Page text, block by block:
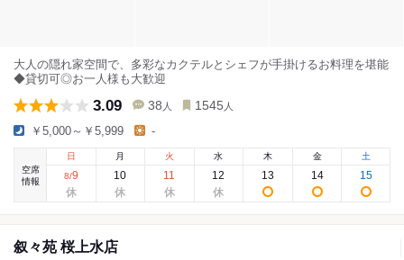
大人の隠れ家空間で、多彩なカクテルとシェフが手掛けるお料理を堪能
◆貸切可◎お一人様も大歓迎
3.09 38 人 1545 人
￥5,000～￥5,999 -
空席
情報
日
8/9
月
10
火
11
水
12
木
13
金
14
土
15
叙々苑 桜上水店